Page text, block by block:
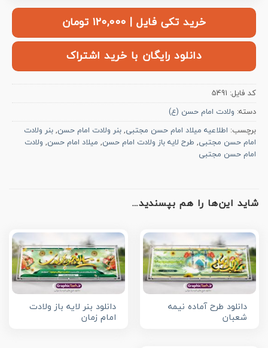
خرید تکی فایل | ۱۲۰,۰۰۰ تومان
دانلود رایگان با خرید اشتراک
کد فایل: 5491
دسته: ولادت امام حسن (ع)
برچسب: اطلاعیه میلاد امام حسن مجتبی, بنر ولادت امام حسن, بنر ولادت
امام حسن مجتبی, طرح لایه باز ولادت امام حسن, میلاد امام حسن, ولادت
امام حسن مجتبی
شاید این‌ها را هم بپسندید…
دانلود طرح آماده نیمه
شعبان
دانلود بنر لایه باز ولادت
امام زمان